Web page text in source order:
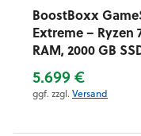
BoostBoxx
Extreme – Ryzen
RAM, 2000 GB
5.699 €
ggf. zzgl. Versand